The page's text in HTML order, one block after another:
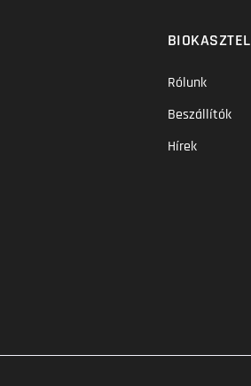
BIOKASZTEL
Rólunk
Beszállítók
Hírek